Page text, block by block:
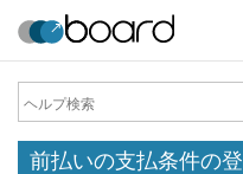
前払いの支払条件の